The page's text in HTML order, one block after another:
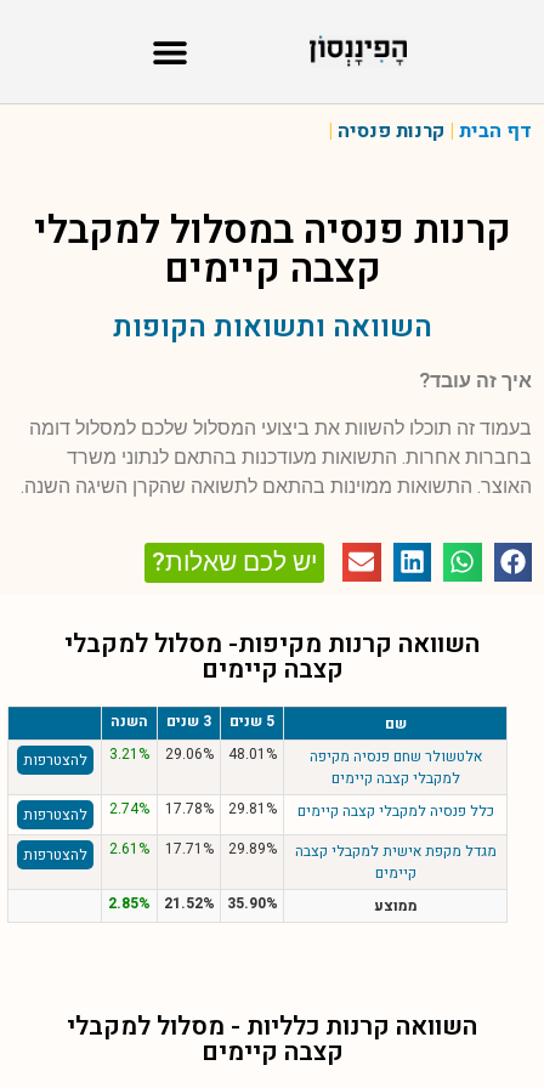
דף הבית | קרנות פנסיה |
קרנות פנסיה במסלול למקבלי
קצבה קיימים
השוואה ותשואות הקופות
איך זה עובד?
בעמוד זה תוכלו להשוות את ביצועי המסלול שלכם למסלול דומה
בחברות אחרות. התשואות מעודכנות בהתאם לנתוני משרד
האוצר. התשואות ממוינות בהתאם לתשואה שהקרן השיגה השנה.
יש לכם שאלות?
השוואה קרנות מקיפות- מסלוללמקבלי
קצבה קיימים
שם 5 שנים 3 שנים
השנה
אלטשולר שחם פנסיה מקיפה
למקבלי קצבה קיימים
48.01%
29.06%
3.21% להצטרפות
כלל פנסיה למקבלי קצבה קיימים 29.81%
17.78%
2.74%
להצטרפות
מגדל מקפת אישית למקבלי קצבה
קיימים
29.89%
17.71%
2.61% להצטרפות
ממוצע 35.90%
21.52%
2.85%
השוואה קרנות כלליות - מסלוללמקבלי
קצבה קיימים